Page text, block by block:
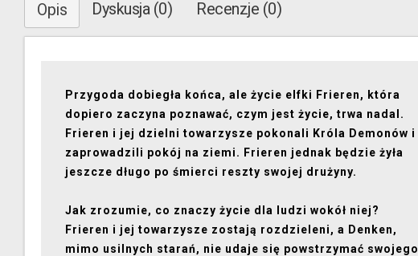
Opis Dyskusja (0) Recenzje (0)
Przygoda dobiegła końca, ale życie elfki Frieren, która
dopiero zaczyna poznawać, czym jest życie, trwa nadal.
Frieren i jej dzielni towarzysze pokonali Króla Demonów i
zaprowadzili pokój na ziemi. Frieren jednak będzie żyła
jeszcze długo po śmierci reszty swojej drużyny.
Jak zrozumie, co znaczy życie dla ludzi wokół niej?
Frieren i jej towarzysze zostają rozdzieleni, a Denken,
mimo usilnych starań, nie udaje się powstrzymać swojego